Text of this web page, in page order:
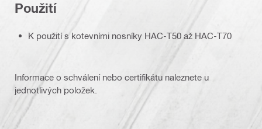
Použití
K použití s kotevními nosníky HAC-T50 až HAC-T70
Informace o schválení nebo certifikátu naleznete u
jednotlivých položek.